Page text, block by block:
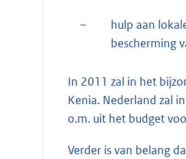
–
hulp aan
bescherming
In 2011 zal in het
Kenia. Nederland zal
o.m. uit het budget
Verder is van belang